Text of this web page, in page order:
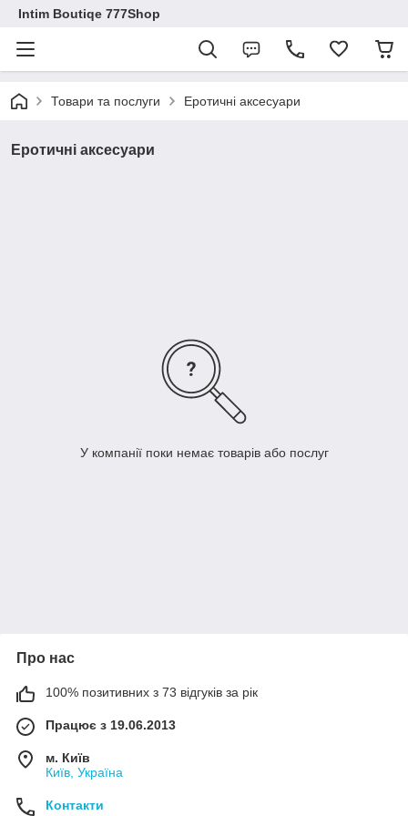
Intim Boutiqe 777Shop
Товари та послуги Еротичні аксесуари
Еротичні аксесуари
У компанії поки немає товарів або послуг
Про нас
100% позитивних з 73 відгуків за рік
Працює з 19.06.2013
м. Київ
Київ, Україна
Контакти